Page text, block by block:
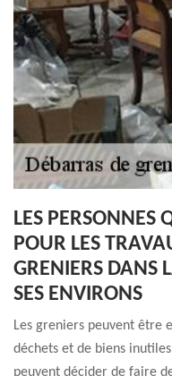
LES PERSONNES
POUR LES
GRENIERS DANS
SES ENVIRONS
Les greniers peuvent être
déchets et de biens
peuvent décider de faire